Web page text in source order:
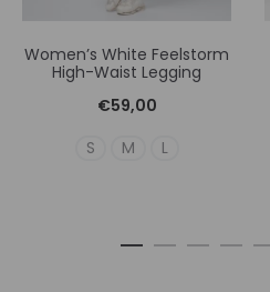
Women’s White Feelstorm
High-Waist Legging
€59,00
S
M L